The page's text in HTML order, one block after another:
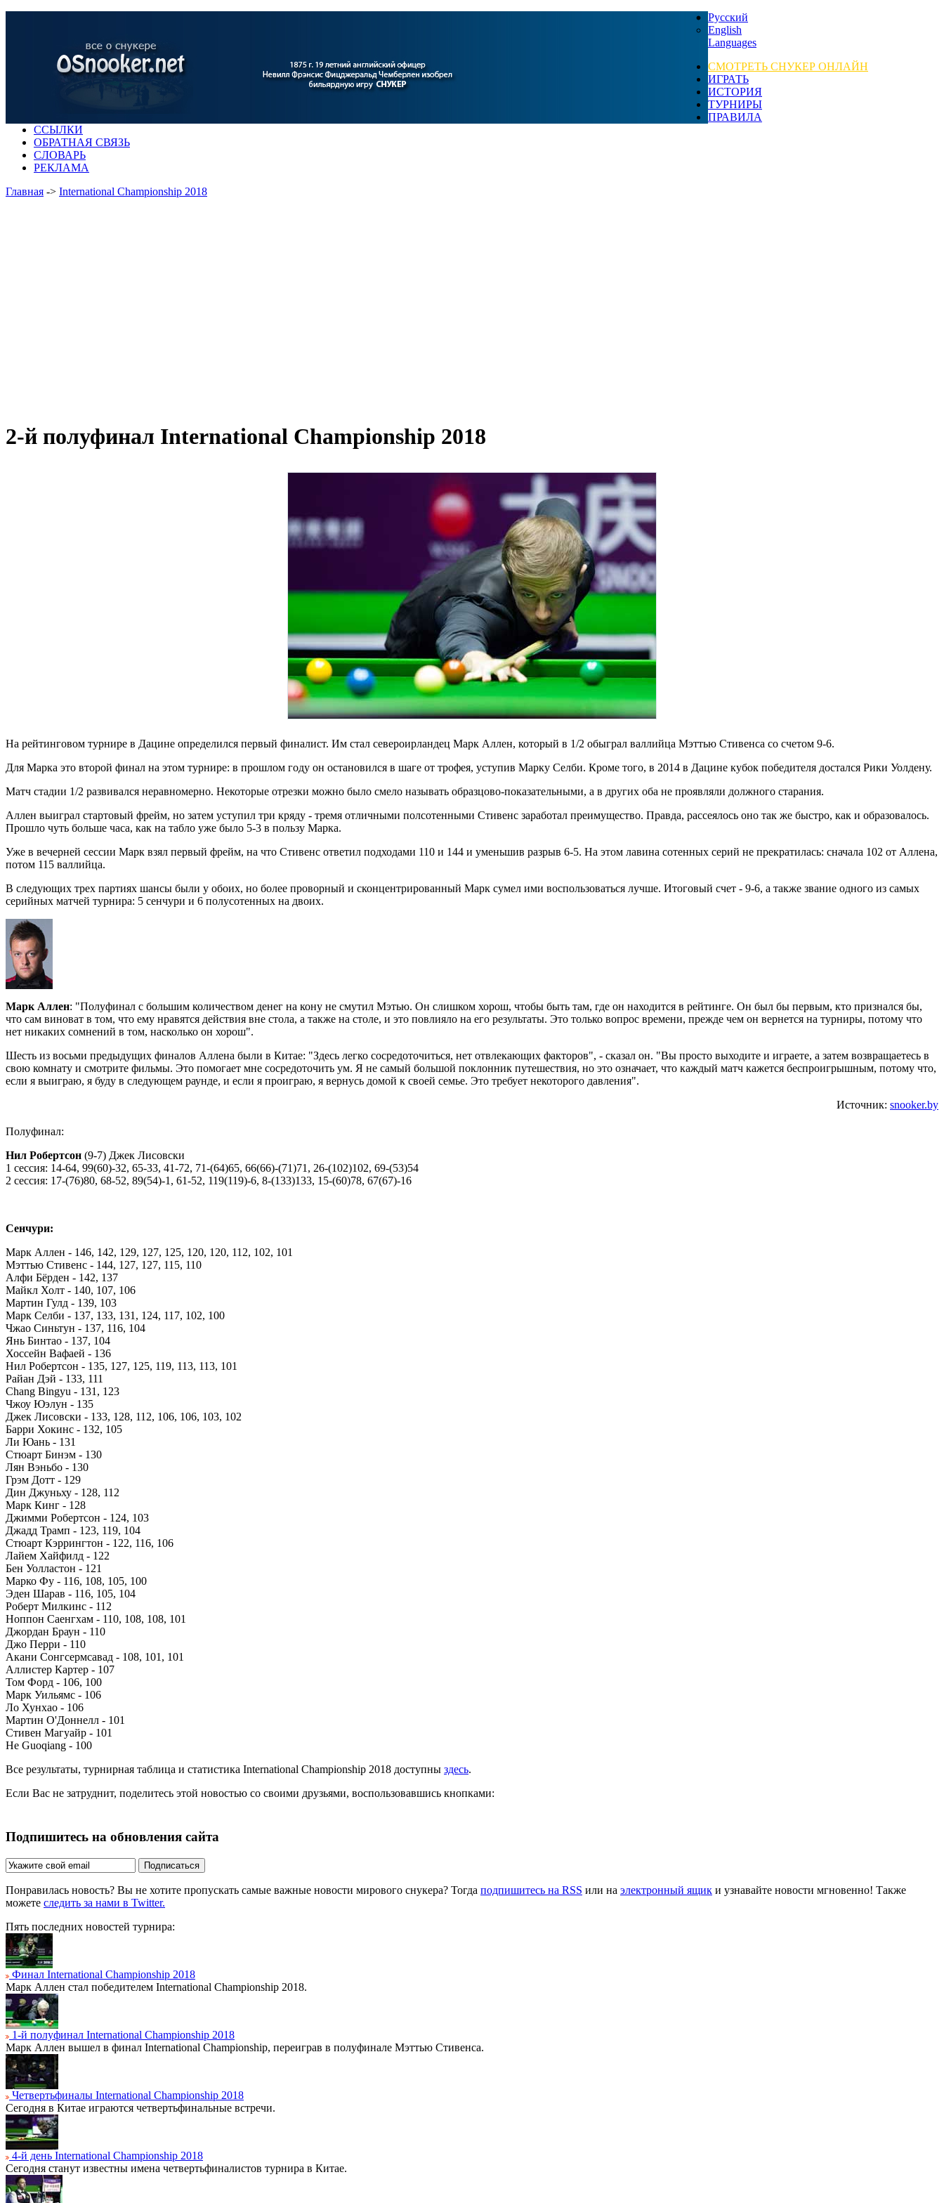
Русский
English
Languages
СМОТРЕТЬ СНУКЕР ОНЛАЙН
ИГРАТЬ
ИСТОРИЯ
ТУРНИРЫ
ПРАВИЛА
ССЫЛКИ
ОБРАТНАЯ СВЯЗЬ
СЛОВАРЬ
РЕКЛАМА
Главная -> International Championship 2018
2-й полуфинал International Championship 2018
На рейтинговом турнире в Дацине определился первый финалист. Им стал североирландец Марк Аллен, который в 1/2 обыграл валлийца Мэттью Стивенса со счетом 9-6.
Для Марка это второй финал на этом турнире: в прошлом году он остановился в шаге от трофея, уступив Марку Селби. Кроме того, в 2014 в Дацине кубок победителя достался Рики Уолдену.
Матч стадии 1/2 развивался неравномерно. Некоторые отрезки можно было смело называть образцово-показательными, а в других оба не проявляли должного старания.
Аллен выиграл стартовый фрейм, но затем уступил три кряду - тремя отличными полсотенными Стивенс заработал преимущество. Правда, рассеялось оно так же быстро, как и образовалось.
Прошло чуть больше часа, как на табло уже было 5-3 в пользу Марка.
Уже в вечерней сессии Марк взял первый фрейм, на что Стивенс ответил подходами 110 и 144 и уменьшив разрыв 6-5. На этом лавина сотенных серий не прекратилась: сначала 102 от Аллена,
потом 115 валлийца.
В следующих трех партиях шансы были у обоих, но более проворный и сконцентрированный Марк сумел ими воспользоваться лучше. Итоговый счет - 9-6, а также звание одного из самых
серийных матчей турнира: 5 сенчури и 6 полусотенных на двоих.
Марк Аллен: "Полуфинал с большим количеством денег на кону не смутил Мэтью. Он слишком хорош, чтобы быть там, где он находится в рейтинге. Он был бы первым, кто признался бы,
что сам виноват в том, что ему нравятся действия вне стола, а также на столе, и это повлияло на его результаты. Это только вопрос времени, прежде чем он вернется на турниры, потому что
нет никаких сомнений в том, насколько он хорош".
Шесть из восьми предыдущих финалов Аллена были в Китае: "Здесь легко сосредоточиться, нет отвлекающих факторов", - сказал он. "Вы просто выходите и играете, а затем возвращаетесь в
свою комнату и смотрите фильмы. Это помогает мне сосредоточить ум. Я не самый большой поклонник путешествия, но это означает, что каждый матч кажется беспроигрышным, потому что,
если я выиграю, я буду в следующем раунде, и если я проиграю, я вернусь домой к своей семье. Это требует некоторого давления".
Источник: snooker.by
Полуфинал:
Нил Робертсон (9-7) Джек Лисовски
1 сессия: 14-64, 99(60)-32, 65-33, 41-72, 71-(64)65, 66(66)-(71)71, 26-(102)102, 69-(53)54
2 сессия: 17-(76)80, 68-52, 89(54)-1, 61-52, 119(119)-6, 8-(133)133, 15-(60)78, 67(67)-16
Сенчури:
Марк Аллен - 146, 142, 129, 127, 125, 120, 120, 112, 102, 101
Мэттью Стивенс - 144, 127, 127, 115, 110
Алфи Бёрден - 142, 137
Майкл Холт - 140, 107, 106
Мартин Гулд - 139, 103
Марк Селби - 137, 133, 131, 124, 117, 102, 100
Чжао Синьтун - 137, 116, 104
Янь Бинтао - 137, 104
Хоссейн Вафаей - 136
Нил Робертсон - 135, 127, 125, 119, 113, 113, 101
Райан Дэй - 133, 111
Chang Bingyu - 131, 123
Чжоу Юэлун - 135
Джек Лисовски - 133, 128, 112, 106, 106, 103, 102
Барри Хокинс - 132, 105
Ли Юань - 131
Стюарт Бинэм - 130
Лян Вэньбо - 130
Грэм Дотт - 129
Дин Джуньху - 128, 112
Марк Кинг - 128
Джимми Робертсон - 124, 103
Джадд Трамп - 123, 119, 104
Стюарт Кэррингтон - 122, 116, 106
Лайем Хайфилд - 122
Бен Уолластон - 121
Марко Фу - 116, 108, 105, 100
Эден Шарав - 116, 105, 104
Роберт Милкинс - 112
Ноппон Саенгхам - 110, 108, 108, 101
Джордан Браун - 110
Джо Перри - 110
Акани Сонгсермсавад - 108, 101, 101
Аллистер Картер - 107
Том Форд - 106, 100
Марк Уильямс - 106
Ло Хунхао - 106
Мартин О'Доннелл - 101
Стивен Магуайр - 101
He Guoqiang - 100
Все результаты, турнирная таблица и статистика International Championship 2018 доступны здесь.
Если Вас не затруднит, поделитесь этой новостью со своими друзьями, воспользовавшись кнопками:
Подпишитесь на обновления сайта
Подписаться
Понравилась новость? Вы не хотите пропускать самые важные новости мирового снукера? Тогда подпишитесь на RSS или на электронный ящик и узнавайте новости мгновенно! Также
можете следить за нами в Twitter.
Пять последних новостей турнира:
Финал International Championship 2018
Марк Аллен стал победителем International Championship 2018.
1-й полуфинал International Championship 2018
Марк Аллен вышел в финал International Championship, переиграв в полуфинале Мэттью Стивенса.
Четвертьфиналы International Championship 2018
Сегодня в Китае играются четвертьфинальные встречи.
4-й день International Championship 2018
Сегодня станут известны имена четвертьфиналистов турнира в Китае.